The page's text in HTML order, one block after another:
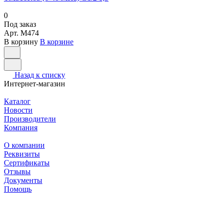
0
Под заказ
Арт. M474
В корзину В корзине
Назад к списку
Интернет-магазин
Каталог
Новости
Производители
Компания
О компании
Реквизиты
Сертификаты
Отзывы
Документы
Помощь